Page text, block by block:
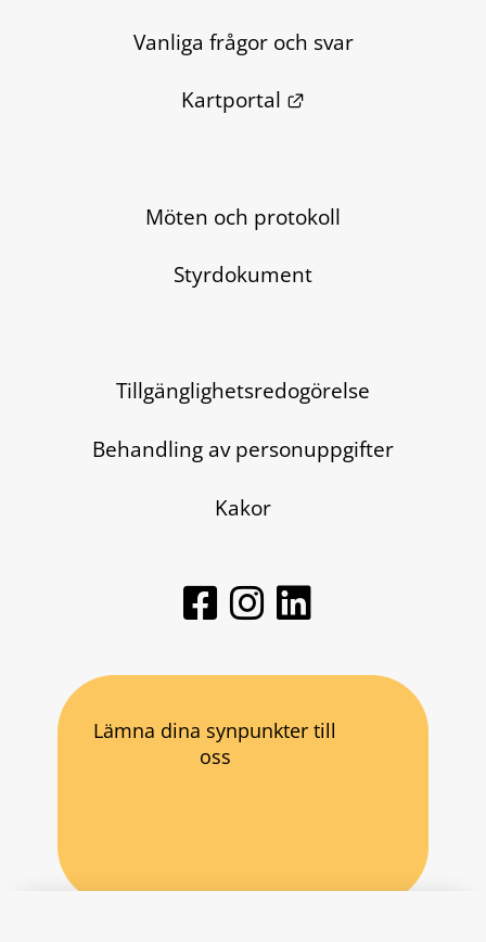
Vanliga frågor och svar
Kartportal
Länk till annan
Möten och protokoll
Styrdokument
Tillgänglighetsredogörelse
Behandling av personuppgifter
Kakor
Lämna dina synpunkter till
oss